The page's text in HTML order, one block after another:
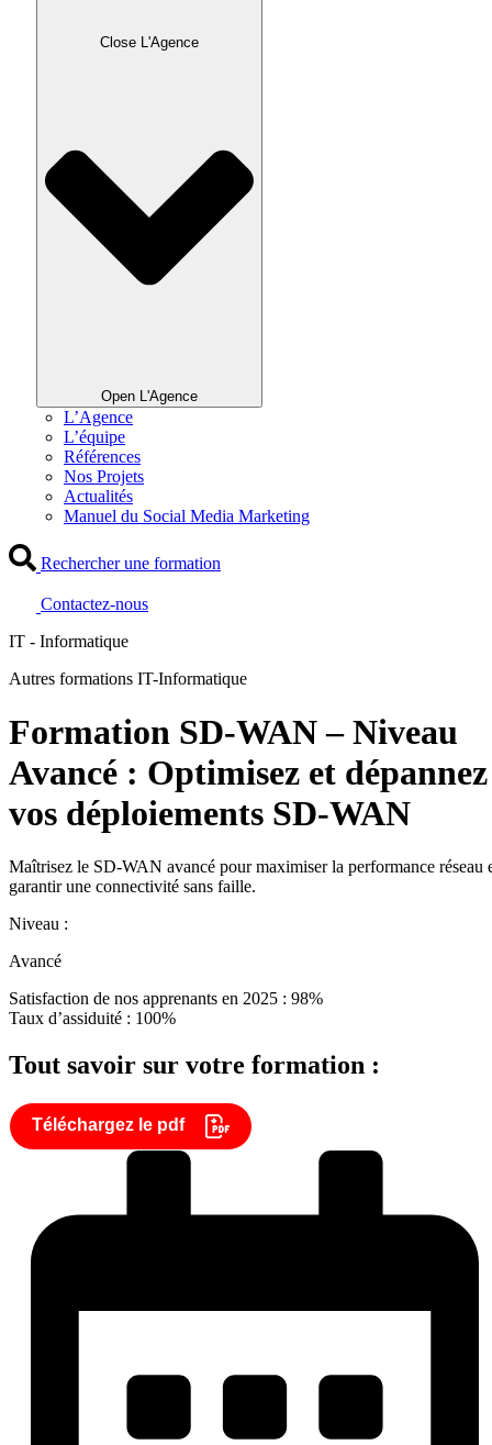
Close L'Agence
Open L'Agence
L’Agence
L’équipe
Références
Nos Projets
Actualités
Manuel du Social Media Marketing
Rechercher une formation
Contactez-nous
IT - Informatique
Autres formations IT-Informatique
Formation SD-WAN – Niveau
Avancé : Optimisez et dépannez
vos déploiements SD-WAN
Maîtrisez le SD-WAN avancé pour maximiser la performance réseau
garantir une connectivité sans faille.
Niveau :
Avancé
Satisfaction de nos apprenants en 2025 : 98%
Taux d’assiduité : 100%
Tout savoir sur votre formation :
Téléchargez le pdf